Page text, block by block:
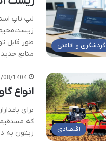
گردشگری و اقامتی
لپ تاپ
طور قابل
منابع
اقتصادی
08/1404
انواع
برای
که
زیتون به